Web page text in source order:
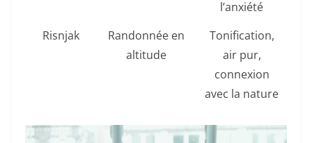
l’anxiété
Risnjak
Randonnée en
altitude
Tonification,
air pur,
connexion
avec la nature